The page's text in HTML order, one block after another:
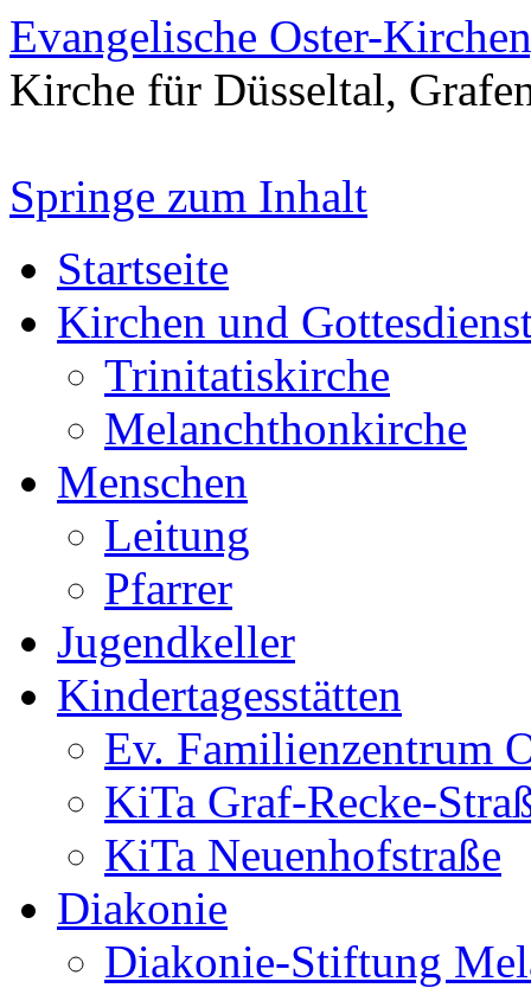
Evangelische Oster-
Kirche für Düsseltal,
Springe zum Inhalt
Startseite
Kirchen und
Trinitatiskirche
Melanchthonkirche
Menschen
Leitung
Pfarrer
Jugendkeller
Kindertagesstätten
Ev. Familienzentrum
KiTa Graf-Recke-
KiTa Neuenhofstraße
Diakonie
Diakonie-Stiftung